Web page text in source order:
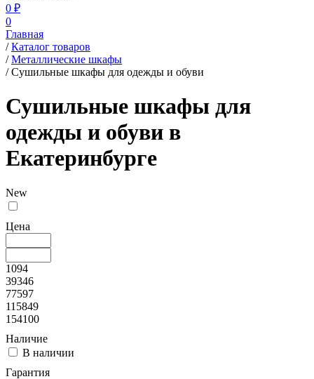
0 ₽
0
Главная
/ Каталог товаров
/ Металлические шкафы
/ Сушильные шкафы для одежды и обуви
Сушильные шкафы для
одежды и обуви в
Екатеринбурге
New
Цена
1094
39346
77597
115849
154100
Наличие
В наличии
Гарантия